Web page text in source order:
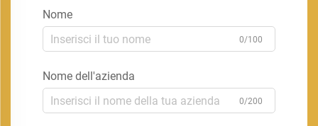
Nome
0/100
Nome dell'azienda
0/200